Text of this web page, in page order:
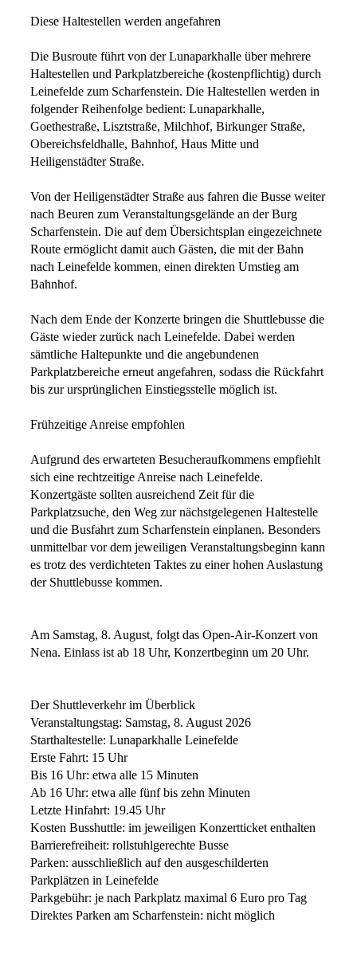
Diese Haltestellen werden angefahren
Die Busroute führt von der Lunaparkhalle über mehrere
Haltestellen und Parkplatzbereiche (kostenpflichtig) durch
Leinefelde zum Scharfenstein. Die Haltestellen werden in
folgender Reihenfolge bedient: Lunaparkhalle,
Goethestraße, Lisztstraße, Milchhof, Birkunger Straße,
Obereichsfeldhalle, Bahnhof, Haus Mitte und
Heiligenstädter Straße.
Von der Heiligenstädter Straße aus fahren die Busse weiter
nach Beuren zum Veranstaltungsgelände an der Burg
Scharfenstein. Die auf dem Übersichtsplan eingezeichnete
Route ermöglicht damit auch Gästen, die mit der Bahn
nach Leinefelde kommen, einen direkten Umstieg am
Bahnhof.
Nach dem Ende der Konzerte bringen die Shuttlebusse die
Gäste wieder zurück nach Leinefelde. Dabei werden
sämtliche Haltepunkte und die angebundenen
Parkplatzbereiche erneut angefahren, sodass die Rückfahrt
bis zur ursprünglichen Einstiegsstelle möglich ist.
Frühzeitige Anreise empfohlen
Aufgrund des erwarteten Besucheraufkommens empfiehlt
sich eine rechtzeitige Anreise nach Leinefelde.
Konzertgäste sollten ausreichend Zeit für die
Parkplatzsuche, den Weg zur nächstgelegenen Haltestelle
und die Busfahrt zum Scharfenstein einplanen. Besonders
unmittelbar vor dem jeweiligen Veranstaltungsbeginn kann
es trotz des verdichteten Taktes zu einer hohen Auslastung
der Shuttlebusse kommen.
Am Samstag, 8. August, folgt das Open-Air-Konzert von
Nena. Einlass ist ab 18 Uhr, Konzertbeginn um 20 Uhr.
Der Shuttleverkehr im Überblick
Veranstaltungstag: Samstag, 8. August 2026
Starthaltestelle: Lunaparkhalle Leinefelde
Erste Fahrt: 15 Uhr
Bis 16 Uhr: etwa alle 15 Minuten
Ab 16 Uhr: etwa alle fünf bis zehn Minuten
Letzte Hinfahrt: 19.45 Uhr
Kosten Busshuttle: im jeweiligen Konzertticket enthalten
Barrierefreiheit: rollstuhlgerechte Busse
Parken: ausschließlich auf den ausgeschilderten
Parkplätzen in Leinefelde
Parkgebühr: je nach Parkplatz maximal 6 Euro pro Tag
Direktes Parken am Scharfenstein: nicht möglich